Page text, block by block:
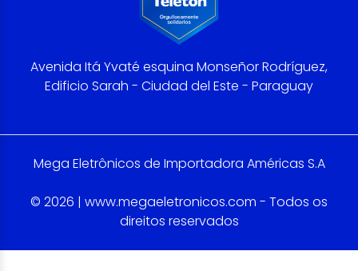
Avenida Itá Yvaté esquina Monseñor Rodríguez,
Edificio Sarah - Ciudad del Este - Paraguay
Mega Eletrônicos de Importadora Américas S.A
© 2026 | www.megaeletronicos.com - Todos os
direitos reservados